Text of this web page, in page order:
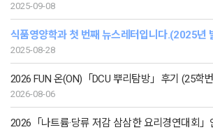
2025-09-08
식품영양학과 첫 번째 뉴스레터입니다.(2025년
2025-08-28
2026 FUN 온(ON)「DCU 뿌리탐방」후기 (25학
2026-08-06
2026「나트륨·당류 저감 삼삼한 요리경연대회」